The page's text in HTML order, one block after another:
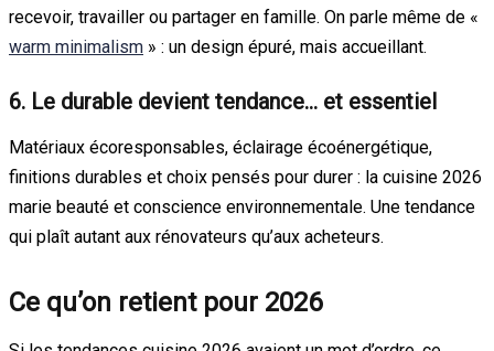
recevoir, travailler ou partager en famille. On parle même de «
warm minimalism » : un design épuré, mais accueillant.
6. Le durable devient tendance… et essentiel
Matériaux écoresponsables, éclairage écoénergétique,
finitions durables et choix pensés pour durer : la cuisine 2026
marie beauté et conscience environnementale. Une tendance
qui plaît autant aux rénovateurs qu’aux acheteurs.
Ce qu’on retient pour 2026